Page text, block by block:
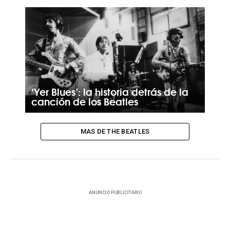
‘Yer Blues’: la historia detrás de la
canción de los Beatles
MAS DE THE BEATLES
ANUNCIO PUBLICITARIO